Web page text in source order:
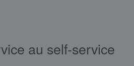
au self-service